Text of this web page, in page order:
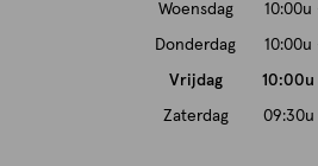
Woensdag 10:00u
Donderdag 10:00u
Vrijdag 10:00u
Zaterdag 09:30u